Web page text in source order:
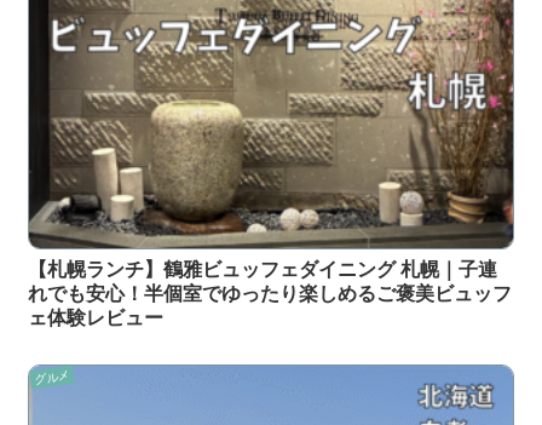
【札幌ランチ】鶴雅ビュッフェダイニング 札幌｜子連
れでも安心！半個室でゆったり楽しめるご褒美ビュッフ
ェ体験レビュー
グルメ